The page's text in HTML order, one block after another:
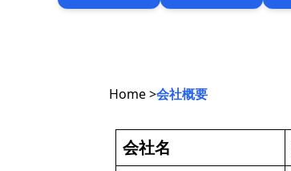
Home >会社概要
会社名